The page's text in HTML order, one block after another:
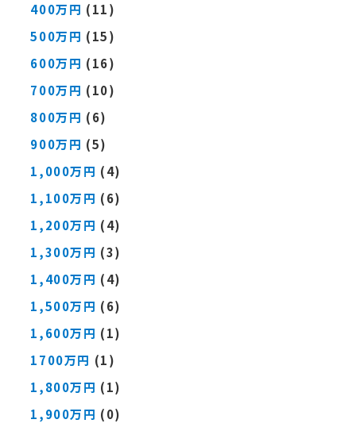
400万円 (11)
500万円 (15)
600万円 (16)
700万円 (10)
800万円 (6)
900万円 (5)
1,000万円 (4)
1,100万円 (6)
1,200万円 (4)
1,300万円 (3)
1,400万円 (4)
1,500万円 (6)
1,600万円 (1)
1700万円 (1)
1,800万円 (1)
1,900万円 (0)